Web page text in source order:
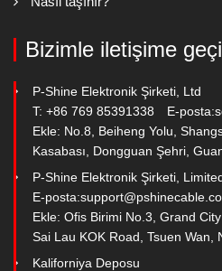
Bizimle iletişime
P-Shine Elektronik Şirketi, Ltd
T: +86 769 85391338
E-posta:
Ekle: No.8, Beiheng Yolu,
Kasabası, Dongguan Şehri,
P-Shine Elektronik Şirketi,
E-posta:
Ekle: Ofis Birimi No.3, Grand
Sai Lau KOK Road, Tsuen Wan,
Kaliforniya Deposu